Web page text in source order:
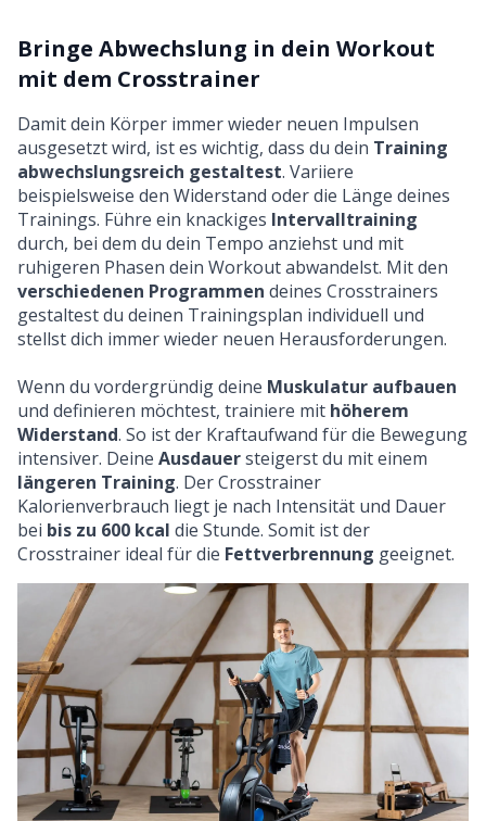
Bringe Abwechslung in dein Workout
mit dem Crosstrainer
Damit dein Körper immer wieder neuen Impulsen
ausgesetzt wird, ist es wichtig, dass du dein Training
abwechslungsreich gestaltest. Variiere
beispielsweise den Widerstand oder die Länge deines
Trainings. Führe ein knackiges Intervalltraining
durch, bei dem du dein Tempo anziehst und mit
ruhigeren Phasen dein Workout abwandelst. Mit den
verschiedenen Programmen deines Crosstrainers
gestaltest du deinen Trainingsplan individuell und
stellst dich immer wieder neuen Herausforderungen.
Wenn du vordergründig deine Muskulatur aufbauen
und definieren möchtest, trainiere mit höherem
Widerstand. So ist der Kraftaufwand für die Bewegung
intensiver. Deine Ausdauersteigerst du mit einem
längeren Training. Der Crosstrainer
Kalorienverbrauch liegt je nach Intensität und Dauer
bei bis zu 600 kcal die Stunde. Somit ist der
Crosstrainer ideal für die Fettverbrennung geeignet.